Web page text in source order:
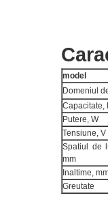
model
Domeniul
Capacitate, l
Putere, W
Tensiune, V
Spatiul de
mm
Inaltime,
Greutate